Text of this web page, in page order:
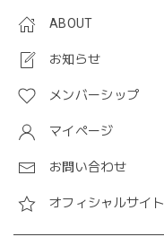
ABOUT
お知らせ
メンバーシップ
マイページ
お問い合わせ
オフィシャルサイト